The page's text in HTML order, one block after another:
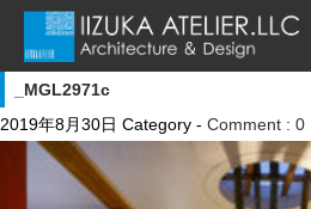
_MGL2971c
2019年8月30日 Category - Comment : 0